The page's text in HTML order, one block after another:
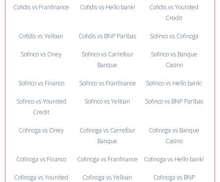
Cofidis vs Franfinance Cofidis vs Hello bank!
Cofidis vs Younited
Credit
Cofidis vs Yelloan Cofidis vs BNP Paribas Sofinco vs Cofinoga
Sofinco vs Oney
Sofinco vs Carrefour
Banque
Sofinco vs Banque
Casino
Sofinco vs Financo Sofinco vs Franfinance Sofinco vs Hello bank!
Sofinco vs Younited
Credit
Sofinco vs Yelloan Sofinco vs BNP Paribas
Cofinoga vs Oney
Cofinoga vs Carrefour
Banque
Cofinoga vs Banque
Casino
Cofinoga vs Financo Cofinoga vs Franfinance Cofinoga vs Hello bank!
Cofinoga vs Younited
Cofinoga vs Yelloan
Cofinoga vs BNP